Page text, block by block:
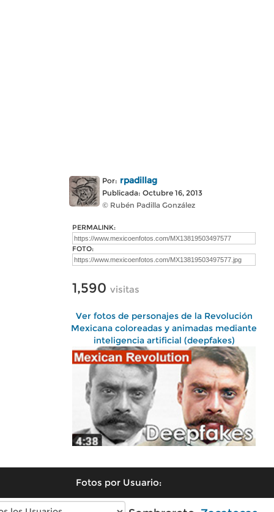
Por: rpadillag
Publicada: Octubre 16, 2013
© Rubén Padilla González
PERMALINK:
FOTO:
1,590 visitas
Ver fotos de personajes de la Revolución
Mexicana coloreadas y animadas mediante
inteligencia artificial (deepfakes)
Fotos por Usuario: